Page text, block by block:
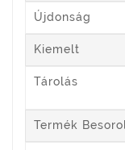
Újdonság
Kiemelt
Tárolás
Termék